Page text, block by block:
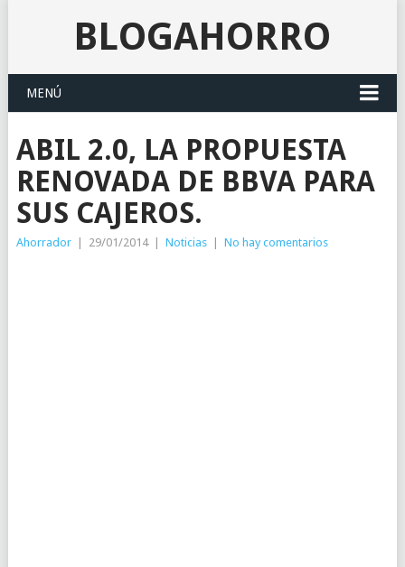
BLOGAHORRO
MENÚ
ABIL 2.0, LA PROPUESTA
RENOVADA DE BBVA PARA
SUS CAJEROS.
Ahorrador 29/01/2014 Noticias No hay comentarios